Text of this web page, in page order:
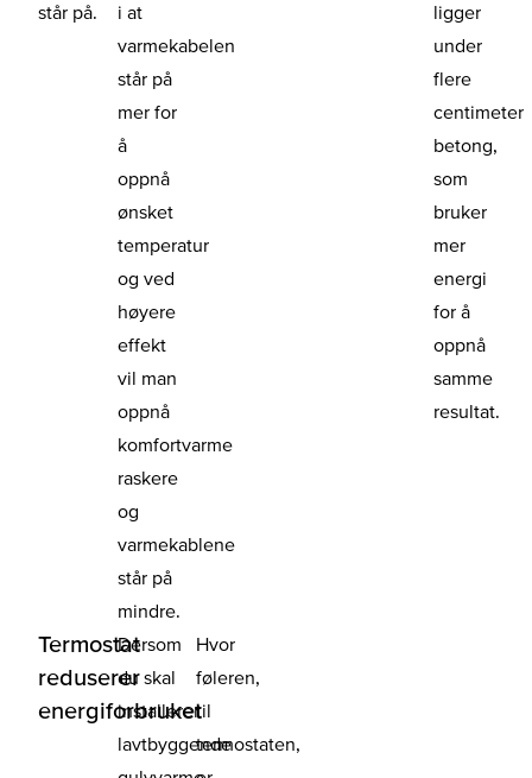
står på.
i at
varmekabelen
står på
mer for
å
oppnå
ønsket
temperatur
og ved
høyere
effekt
vil man
oppnå
komfortvarme
raskere
og
varmekablene
står på
mindre.
ligger
under
flere
centimeter
betong,
som
bruker
mer
energi
for å
oppnå
samme
resultat.
Termostat
reduserer
energiforbruket
Dersom
du skal
installerer
lavtbyggende
Hvor
føleren,
til
termostaten,